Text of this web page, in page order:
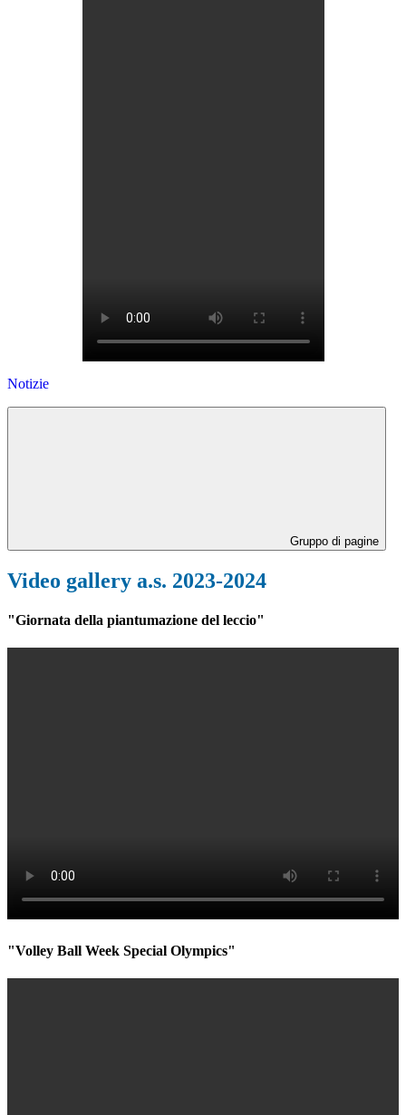
Notizie
Gruppo di pagine
Video gallery a.s. 2023-2024
"Giornata della piantumazione del leccio"
"Volley Ball Week Special Olympics"